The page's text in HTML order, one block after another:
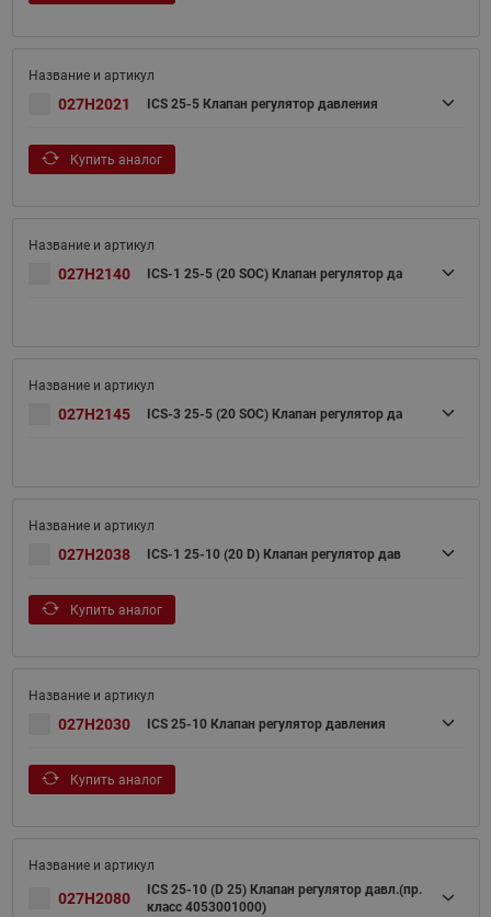
027H2021 ICS 25-5 Клапан регулятор давления
Купить аналог
027H2140 ICS-1 25-5 (20 SOC) Клапан регулятор да
027H2145 ICS-3 25-5 (20 SOC) Клапан регулятор да
027H2038 ICS-1 25-10 (20 D) Клапан регулятор дав
Купить аналог
027H2030 ICS 25-10 Клапан регулятор давления
Купить аналог
027H2080
ICS 25-10 (D 25) Клапан регулятор давл.(пр.
класс 4053001000)